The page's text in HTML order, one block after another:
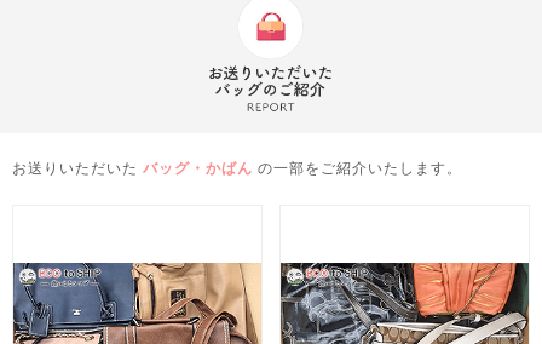
お送りいただいた バッグ・かばん の一部をご紹介いたします。